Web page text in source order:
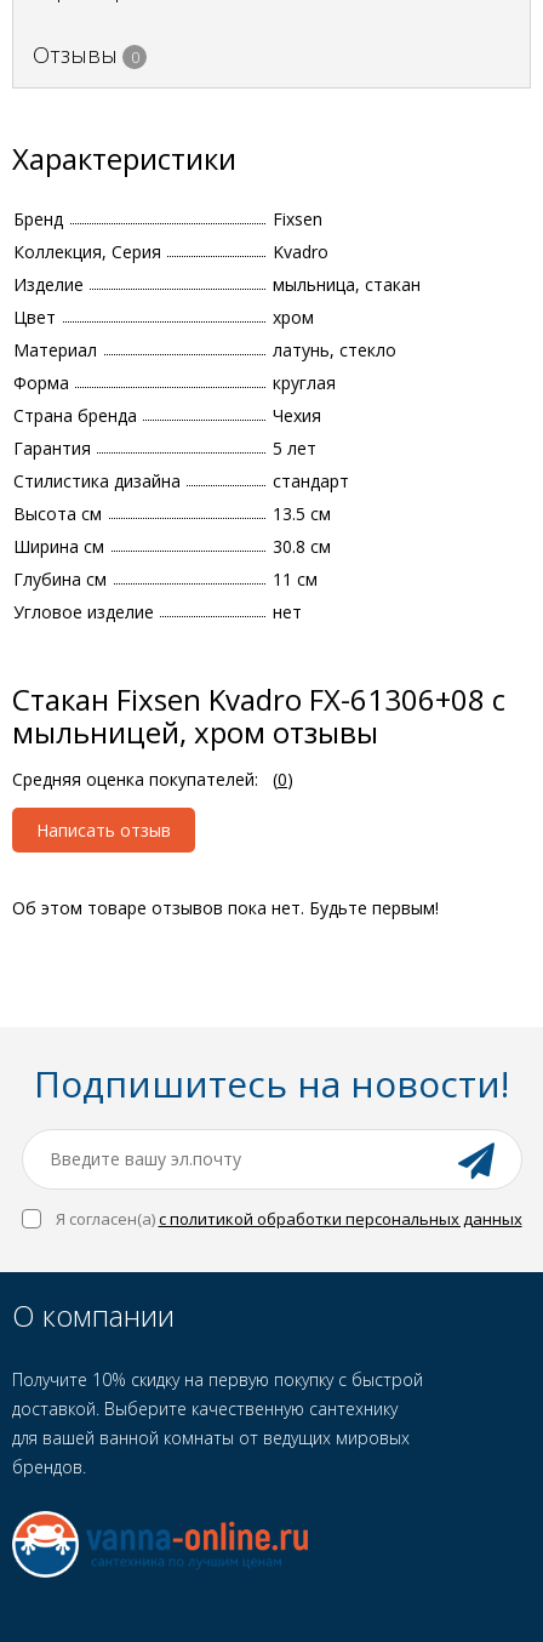
Отзывы 0
Характеристики
Бренд
Fixsen
Коллекция, Серия
Kvadro
Изделие
мыльница, стакан
Цвет
хром
Материал
латунь, стекло
Форма
круглая
Страна бренда
Чехия
Гарантия
5 лет
Стилистика дизайна
стандарт
Высота см
13.5 см
Ширина см
30.8 см
Глубина см
11 см
Угловое изделие
нет
Стакан Fixsen Kvadro FX-61306+08 с
мыльницей, хром отзывы
Средняя оценка покупателей: (0)
Написать отзыв
Об этом товаре отзывов пока нет. Будьте первым!
Подпишитесь на новости!
Я согласен(a)с политикой обработки персональных данных
О компании
Получите 10% скидку на первую покупку с быстрой
доставкой. Выберите качественную сантехнику
для вашей ванной комнаты от ведущих мировых
брендов.